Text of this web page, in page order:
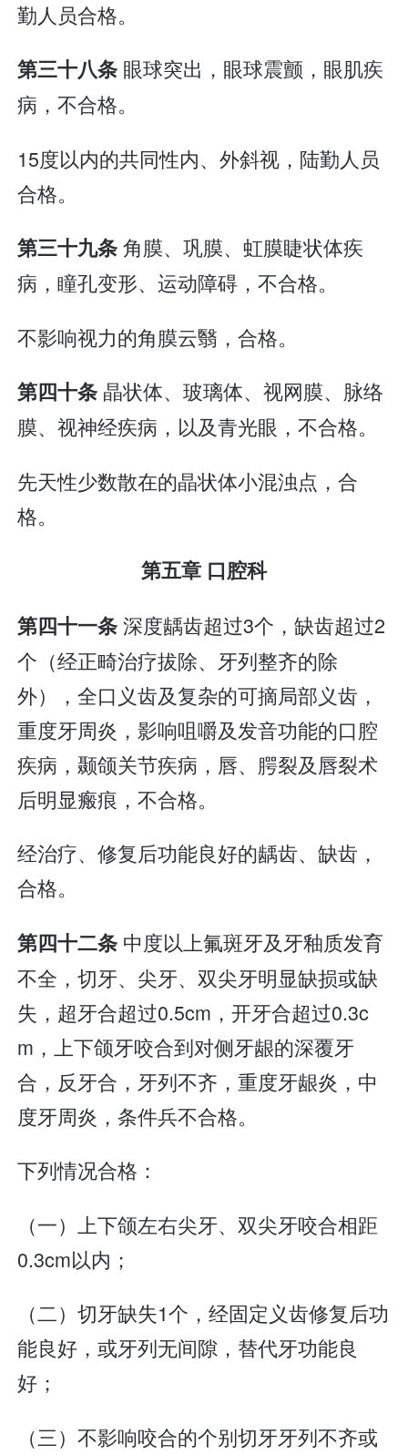
勤人员合格。
第三十八条 眼球突出，眼球震颤，眼肌疾
病，不合格。
15度以内的共同性内、外斜视，陆勤人员
合格。
第三十九条角膜、巩膜、虹膜睫状体疾
病，瞳孔变形、运动障碍，不合格。
不影响视力的角膜云翳，合格。
第四十条 晶状体、玻璃体、视网膜、脉络
膜、视神经疾病，以及青光眼，不合格。
先天性少数散在的晶状体小混浊点，合
格。
第五章 口腔科
第四十一条深度龋齿超过3个，缺齿超过2
个（经正畸治疗拔除、牙列整齐的除
外），全口义齿及复杂的可摘局部义齿，
重度牙周炎，影响咀嚼及发音功能的口腔
疾病，颞颌关节疾病，唇、腭裂及唇裂术
后明显瘢痕，不合格。
经治疗、修复后功能良好的龋齿、缺齿，
合格。
第四十二条 中度以上氟斑牙及牙釉质发育
不全，切牙、尖牙、双尖牙明显缺损或缺
失，超牙合超过0.5cm，开牙合超过0.3c
m，上下颌牙咬合到对侧牙龈的深覆牙
合，反牙合，牙列不齐，重度牙龈炎，中
度牙周炎，条件兵不合格。
下列情况合格：
（一）上下颌左右尖牙、双尖牙咬合相距
0.3cm以内；
（二）切牙缺失1个，经固定义齿修复后功
能良好，或牙列无间隙，替代牙功能良
好；
（三）不影响咬合的个别切牙牙列不齐或